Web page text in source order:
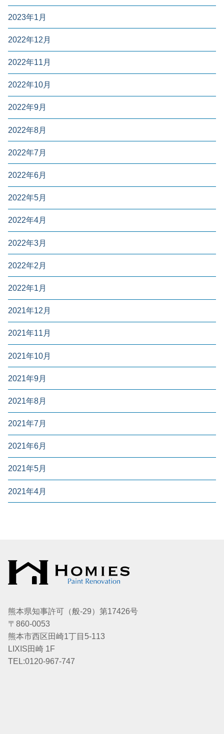
2023年1月
2022年12月
2022年11月
2022年10月
2022年9月
2022年8月
2022年7月
2022年6月
2022年5月
2022年4月
2022年3月
2022年2月
2022年1月
2021年12月
2021年11月
2021年10月
2021年9月
2021年8月
2021年7月
2021年6月
2021年5月
2021年4月
熊本県知事許可（般-29）第17426号
〒860-0053
熊本市西区田崎1丁目5-113
LIXIS田崎 1F
TEL:0120-967-747